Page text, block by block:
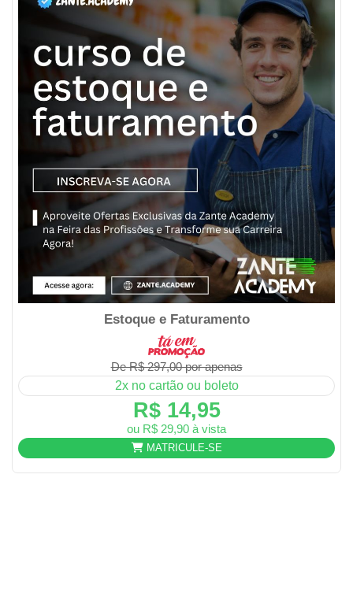
Estoque e Faturamento
De R$ 297,00 por apenas
2x no cartão ou boleto
R$ 14,95
ou R$ 29,90 à vista
MATRICULE-SE